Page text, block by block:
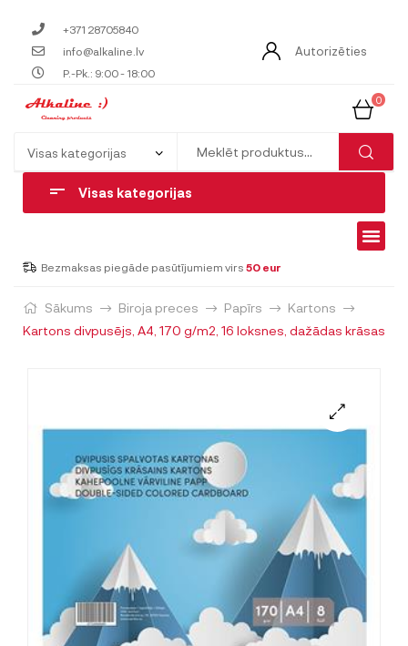
+371 28705840
info@alkaline.lv
P.-Pk.: 9:00 - 18:00
Autorizēties
0
Visas kategorijas
Bezmaksas piegāde pasūtījumiem virs 50 eur
Sākums Biroja preces Papīrs
Kartons
Kartons divpusējs, A4, 170 g/m2, 16 loksnes, dažādas krāsas